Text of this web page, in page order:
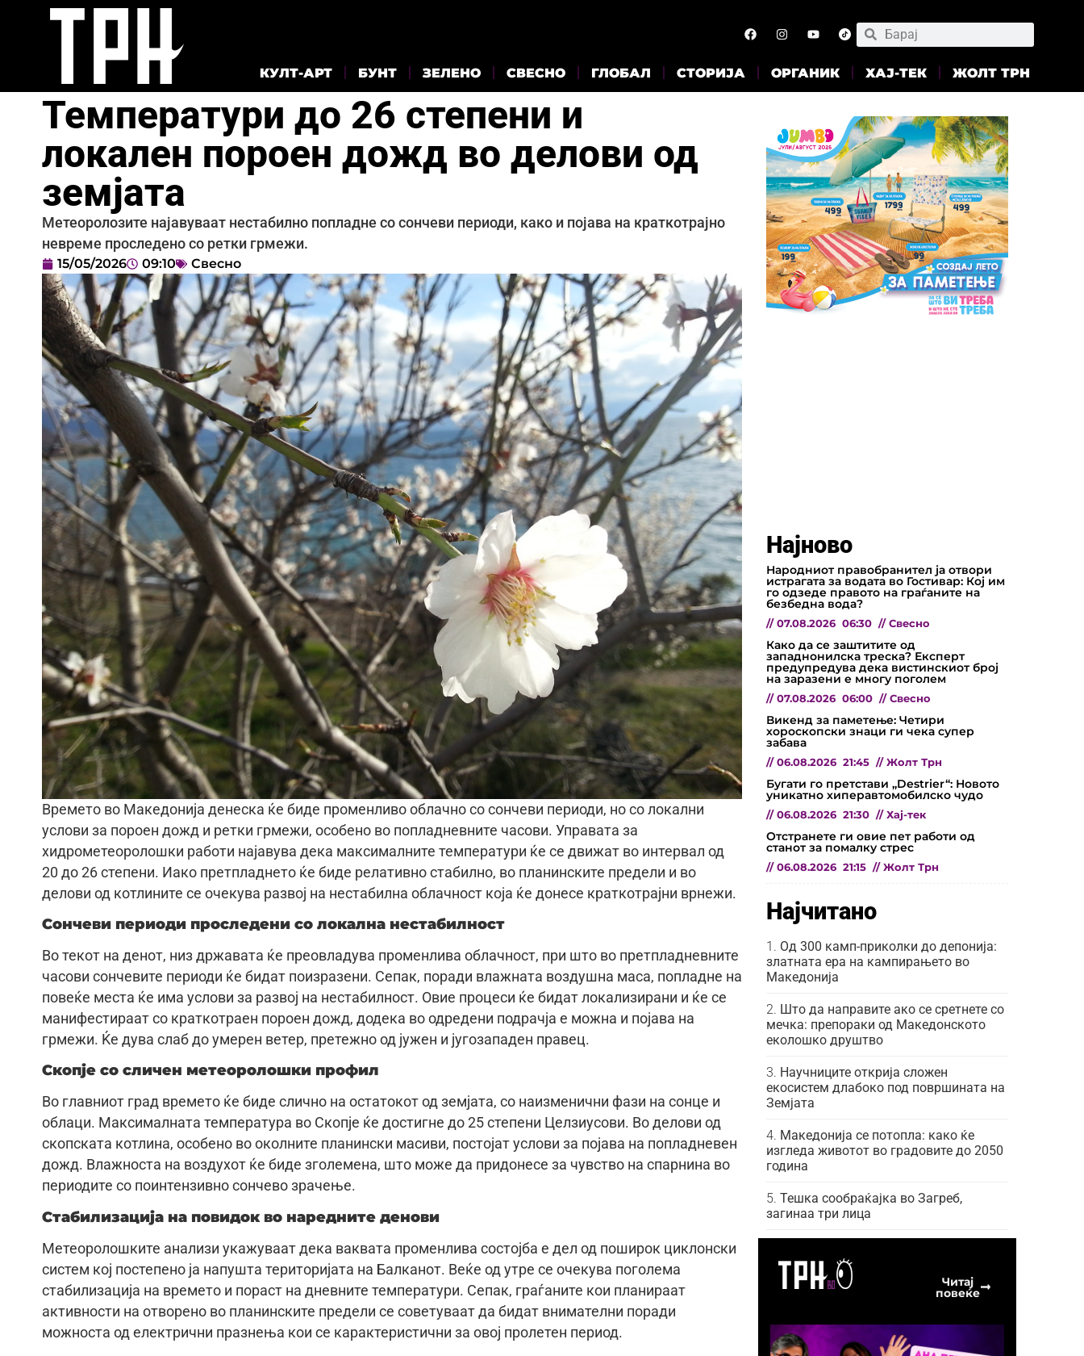
КУЛТ-АРТ БУНТ ЗЕЛЕНО СВЕСНО ГЛОБАЛ СТОРИЈА ОРГАНИК ХАЈ-ТЕК ЖОЛТ ТРН
Температури до 26 степени и
локален пороен дожд во делови од
земјата
Метеоролозите најавуваат нестабилно попладне со сончеви периоди, како и појава на краткотрајно
невреме проследено со ретки грмежи.
15/05/2026 09:10 Свесно
Времето во Македонија денеска ќе биде променливо облачно со сончеви периоди, но со локални
услови за пороен дожд и ретки грмежи, особено во попладневните часови. Управата за
хидрометеоролошки работи најавува дека максималните температури ќе се движат во интервал од
20 до 26 степени. Иако претпладнето ќе биде релативно стабилно, во планинските предели и во
делови од котлините се очекува развој на нестабилна облачност која ќе донесе краткотрајни врнежи.
Сончеви периоди проследени со локална нестабилност
Во текот на денот, низ државата ќе преовладува променлива облачност, при што во претпладневните
часови сончевите периоди ќе бидат поизразени. Сепак, поради влажната воздушна маса, попладне на
повеќе места ќе има услови за развој на нестабилност. Овие процеси ќе бидат локализирани и ќе се
манифестираат со краткотраен пороен дожд, додека во одредени подрачја е можна и појава на
грмежи. Ќе дува слаб до умерен ветер, претежно од јужен и југозападен правец.
Скопје со сличен метеоролошки профил
Во главниот град времето ќе биде слично на остатокот од земјата, со наизменични фази на сонце и
облаци. Максималната температура во Скопје ќе достигне до 25 степени Целзиусови. Во делови од
скопската котлина, особено во околните планински масиви, постојат услови за појава на попладневен
дожд. Влажноста на воздухот ќе биде зголемена, што може да придонесе за чувство на спарнина во
периодите со поинтензивно сончево зрачење.
Стабилизација на повидок во наредните денови
Метеоролошките анализи укажуваат дека ваквата променлива состојба е дел од поширок циклонски
систем кој постепено ја напушта територијата на Балканот. Веќе од утре се очекува поголема
стабилизација на времето и пораст на дневните температури. Сепак, граѓаните кои планираат
активности на отворено во планинските предели се советуваат да бидат внимателни поради
можноста од електрични празнења кои се карактеристични за овој пролетен период.
Најново
Народниот правобранител ја отвори
истрагата за водата во Гостивар: Кој им
го одзеде правото на граѓаните на
безбедна вода?
// 07.08.2026 06:30 // Свесно
Како да се заштитите од
западнонилска треска? Експерт
предупредува дека вистинскиот број
на заразени е многу поголем
// 07.08.2026 06:00 // Свесно
Викенд за паметење: Четири
хороскопски знаци ги чека супер
забава
// 06.08.2026 21:45 // Жолт Трн
Бугати го претстави „Destrier“: Новото
уникатно хиперавтомобилско чудо
// 06.08.2026 21:30 // Хај-тек
Отстранете ги овие пет работи од
станот за помалку стрес
// 06.08.2026 21:15 // Жолт Трн
Најчитано
Од 300 камп-приколки до депонија:
златната ера на кампирањето во
Македонија
Што да направите ако се сретнете со
мечка: препораки од Македонското
еколошко друштво
Научниците открија сложен
екосистем длабоко под површината на
Земјата
Македонија се потопла: како ќе
изгледа животот во градовите до 2050
година
Тешка сообраќајка во Загреб,
загинаа три лица
Читај
повеќе